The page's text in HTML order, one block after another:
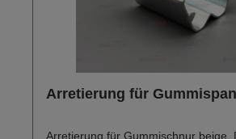
Arretierung für
Arretierung für Gummischnur beige,